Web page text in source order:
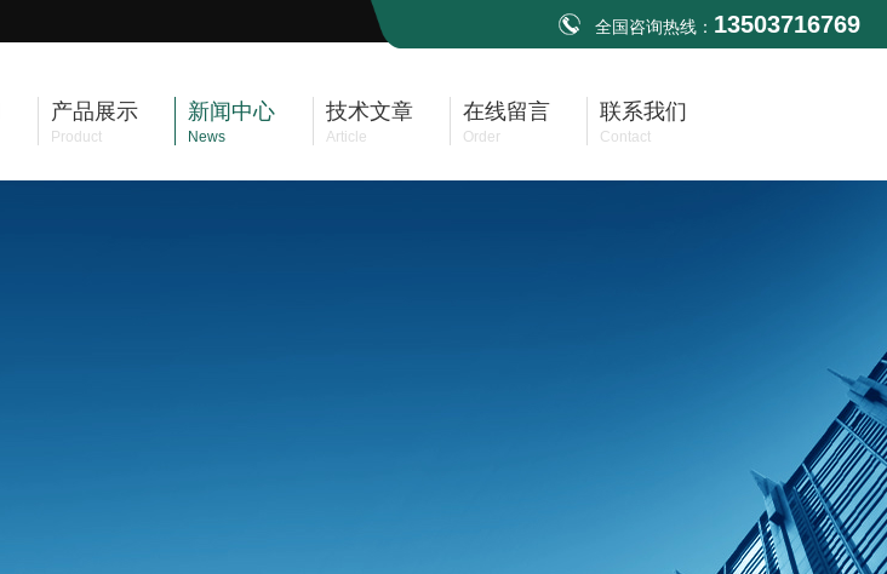
全国咨询热线： 13503716769
产品展示
Product
新闻中心
News
技术文章
Article
在线留言
Order
联系我们
Contact